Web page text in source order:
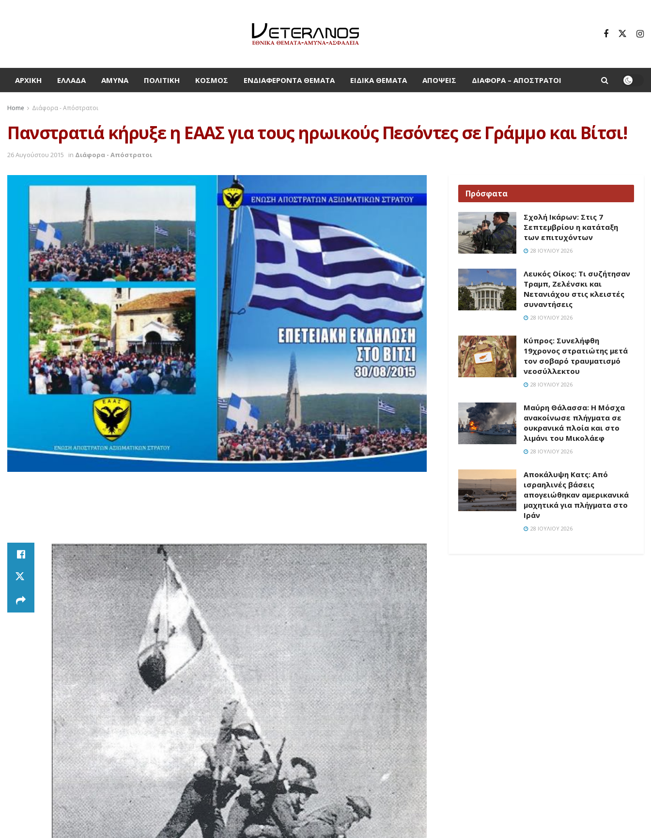
ΑΡΧΙΚΉ ΕΛΛΆΔΑ ΆΜΥΝΑ ΠΟΛΙΤΙΚΉ ΚΌΣΜΟΣ ΕΝΔΙΑΦΈΡΟΝΤΑ ΘΈΜΑΤΑ ΕΙΔΙΚΆ ΘΈΜΑΤΑ ΑΠΌΨΕΙΣ ΔΙΆΦΟΡΑ – ΑΠΌΣΤΡΑΤΟΙ
Home Διάφορα - Απόστρατοι
Πανστρατιά κήρυξε η ΕΑΑΣ για τους ηρωικούς Πεσόντες σε Γράμμο και Βίτσι!
26 Αυγούστου 2015 in Διάφορα - Απόστρατοι
Πρόσφατα
Σχολή Ικάρων: Στις 7
Σεπτεμβρίου η κατάταξη
των επιτυχόντων
28 ΙΟΥΛΊΟΥ 2026
Λευκός Οίκος: Τι συζήτησαν
Τραμπ, Ζελένσκι και
Νετανιάχου στις κλειστές
συναντήσεις
28 ΙΟΥΛΊΟΥ 2026
Κύπρος: Συνελήφθη
19χρονος στρατιώτης μετά
τον σοβαρό τραυματισμό
νεοσύλλεκτου
28 ΙΟΥΛΊΟΥ 2026
Μαύρη Θάλασσα: Η Μόσχα
ανακοίνωσε πλήγματα σε
ουκρανικά πλοία και στο
λιμάνι του Μικολάεφ
28 ΙΟΥΛΊΟΥ 2026
Αποκάλυψη Κατς: Από
ισραηλινές βάσεις
απογειώθηκαν αμερικανικά
μαχητικά για πλήγματα στο
Ιράν
28 ΙΟΥΛΊΟΥ 2026